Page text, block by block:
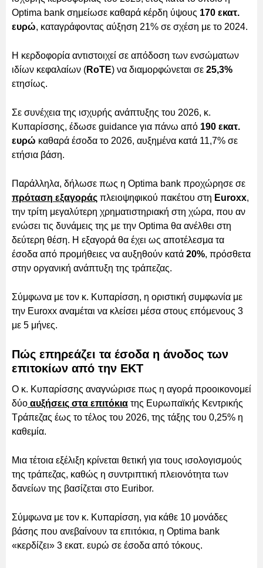
Optima bank σημείωσε καθαρά κέρδη ύψους 170 εκατ.
ευρώ, καταγράφοντας αύξηση 21% σε σχέση με το 2024.
Η κερδοφορία αντιστοιχεί σε απόδοση των ενσώματων
ιδίων κεφαλαίων (RoTE) να διαμορφώνεται σε 25,3%
ετησίως.
Σε συνέχεια της ισχυρής ανάπτυξης του 2026, κ.
Κυπαρίσσης, έδωσε guidance για πάνω από 190 εκατ.
ευρώ καθαρά έσοδα το 2026, αυξημένα κατά 11,7% σε
ετήσια βάση.
Παράλληλα, δήλωσε πως η Optima bank προχώρησε σε
πρόταση εξαγοράς πλειοψηφικού πακέτου στη Euroxx,
την τρίτη μεγαλύτερη χρηματιστηριακή στη χώρα, που αν
ενώσει τις δυνάμεις της με την Optima θα ανέλθει στη
δεύτερη θέση. Η εξαγορά θα έχει ως αποτέλεσμα τα
έσοδα από προμήθειες να αυξηθούν κατά 20%, πρόσθετα
στην οργανική ανάπτυξη της τράπεζας.
Σύμφωνα με τον κ. Κυπαρίσση, η οριστική συμφωνία με
την Euroxx αναμέται να κλείσει μέσα στους επόμενους 3
με 5 μήνες.
Πώς επηρεάζει τα έσοδα η άνοδος των
επιτοκίων από την ΕΚΤ
Ο κ. Κυπαρίσσης αναγνώρισε πως η αγορά προοικονομεί
δύο αυξήσεις στα επιτόκια της Ευρωπαϊκής Κεντρικής
Τράπεζας έως το τέλος του 2026, της τάξης του 0,25% η
καθεμία.
Μια τέτοια εξέλιξη κρίνεται θετική για τους ισολογισμούς
της τράπεζας, καθώς η συντριπτική πλειονότητα των
δανείων της βασίζεται στο Euribor.
Σύμφωνα με τον κ. Κυπαρίσση, για κάθε 10 μονάδες
βάσης που ανεβαίνουν τα επιτόκια, η Optima bank
«κερδίζει» 3 εκατ. ευρώ σε έσοδα από τόκους.